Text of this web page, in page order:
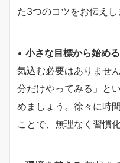
た3つのコツをお伝えし
• 小さな目標から始める
気込む必要はありませ
分だけやってみる」と
めましょう。徐々に時
ことで、無理なく習慣